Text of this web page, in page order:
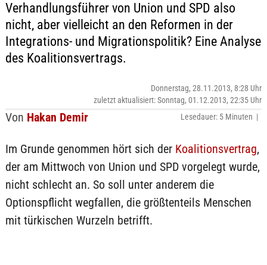
Verhandlungsführer von Union und SPD also
nicht, aber vielleicht an den Reformen in der
Integrations- und Migrationspolitik? Eine Analyse
des Koalitionsvertrags.
Von Hakan Demir
Donnerstag, 28.11.2013, 8:28 Uhr
zuletzt aktualisiert: Sonntag, 01.12.2013, 22:35 Uhr
Lesedauer: 5 Minuten |
Im Grunde genommen hört sich der Koalitionsvertrag,
der am Mittwoch von Union und SPD vorgelegt wurde,
nicht schlecht an. So soll unter anderem die
Optionspflicht wegfallen, die größtenteils Menschen
mit türkischen Wurzeln betrifft.